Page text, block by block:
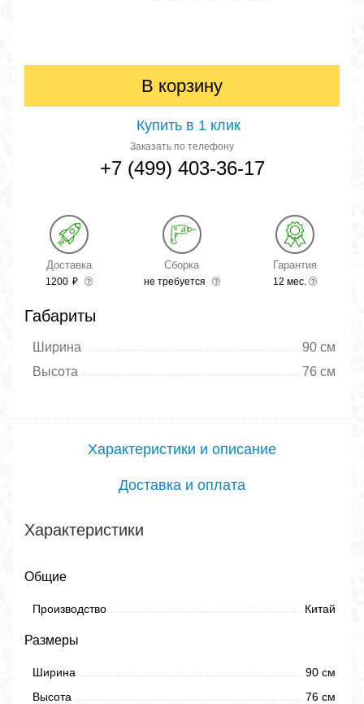
В корзину
Купить в 1 клик
Заказать по телефону
+7 (499) 403-36-17
Доставка
1200 ₽
Сборка
не требуется
Гарантия
12 мес.
Габариты
Ширина
90 см
Высота
76 см
Характеристики и описание
Доставка и оплата
Характеристики
Общие
Производство Китай
Размеры
Ширина
90 см
Высота
76 см